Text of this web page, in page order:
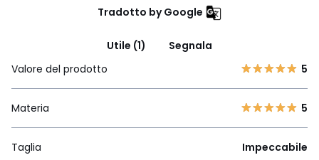
Tradotto by Google
Utile (1)
Segnala
Valore del prodotto
5
Materia 5
Taglia Impeccabile